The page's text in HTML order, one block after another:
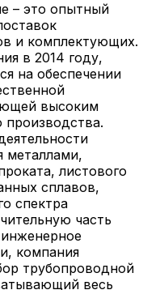
– это опытный
и комплектующих.
в 2014 году,
на обеспечении
высоким
производства.
металлами,
листового
сплавов,
спектра
часть
компания
трубопроводной
весь